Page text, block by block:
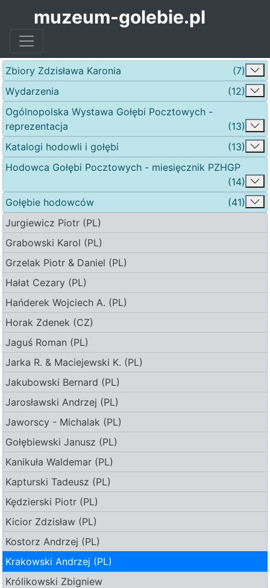
muzeum-golebie.pl
Zbiory Zdzisława Karonia
(7)
Wydarzenia
(12)
Ogólnopolska Wystawa Gołębi Pocztowych -
reprezentacja
(13)
Katalogi hodowli i gołębi
(13)
Hodowca Gołębi Pocztowych - miesięcznik PZHGP
(14)
Gołębie hodowców
(41)
Jurgiewicz Piotr (PL)
Grabowski Karol (PL)
Grzelak Piotr & Daniel (PL)
Hałat Cezary (PL)
Hańderek Wojciech A. (PL)
Horak Zdenek (CZ)
Jaguś Roman (PL)
Jarka R. & Maciejewski K. (PL)
Jakubowski Bernard (PL)
Jarosławski Andrzej (PL)
Jaworscy - Michalak (PL)
Gołębiewski Janusz (PL)
Kanikuła Waldemar (PL)
Kapturski Tadeusz (PL)
Kędzierski Piotr (PL)
Kicior Zdzisław (PL)
Kostorz Andrzej (PL)
Krakowski Andrzej (PL)
Królikowski Zbigniew